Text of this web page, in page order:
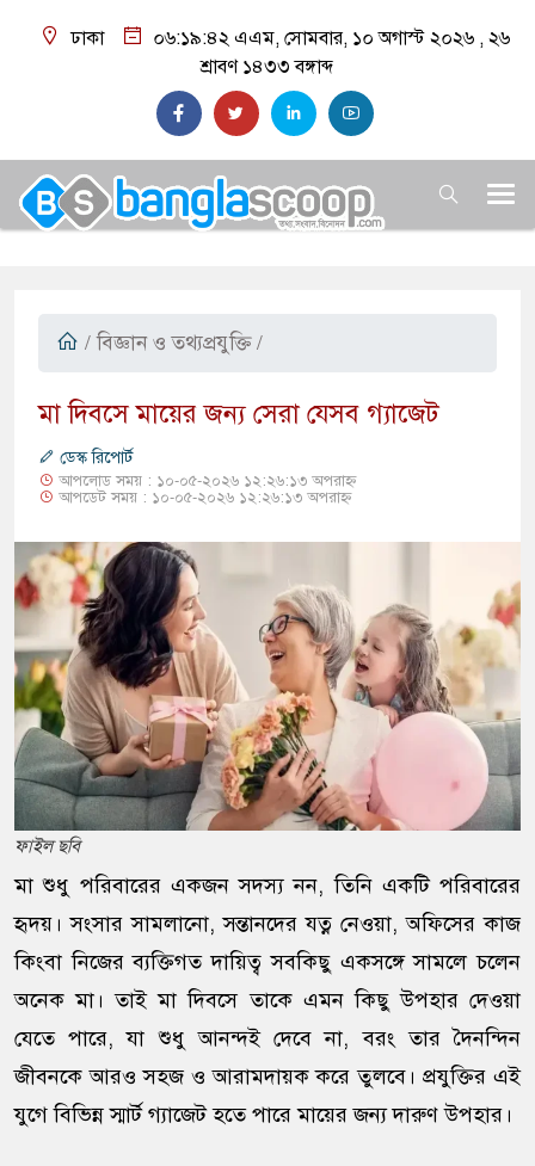
ঢাকা ০৬:১৯:৪৩ এএম, সোমবার, ১০ অগাস্ট ২০২৬ ,২৬
শ্রাবণ ১৪৩৩ বঙ্গাব্দ
/ বিজ্ঞান ও তথ্যপ্রযুক্তি /
মা দিবসে মায়ের জন্য সেরা যেসব গ্যাজেট
ডেস্ক রিপোর্ট
আপলোড সময় : ১০-০৫-২০২৬ ১২:২৬:১৩ অপরাহ্ন
আপডেট সময় : ১০-০৫-২০২৬ ১২:২৬:১৩ অপরাহ্ন
ফাইল ছবি
মা শুধু পরিবারের একজন সদস্য নন, তিনি একটি পরিবারের
হৃদয়। সংসার সামলানো, সন্তানদের যত্ন নেওয়া, অফিসের কাজ
কিংবা নিজের ব্যক্তিগত দায়িত্ব সবকিছু একসঙ্গে সামলে চলেন
অনেক মা। তাই মা দিবসে তাকে এমন কিছু উপহার দেওয়া
যেতে পারে, যা শুধু আনন্দই দেবে না, বরং তার দৈনন্দিন
জীবনকে আরও সহজ ও আরামদায়ক করে তুলবে। প্রযুক্তির এই
যুগে বিভিন্ন স্মার্ট গ্যাজেট হতে পারে মায়ের জন্য দারুণ উপহার।